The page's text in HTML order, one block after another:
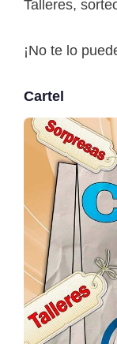
Talleres,
¡No te lo
Cartel